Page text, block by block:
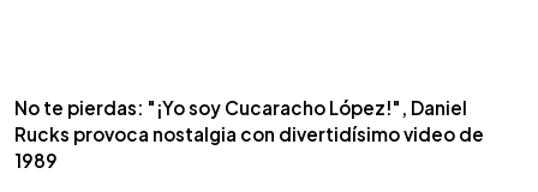
No te pierdas: "¡Yo soy Cucaracho López!", Daniel
Rucks provoca nostalgia con divertidísimo video de
1989